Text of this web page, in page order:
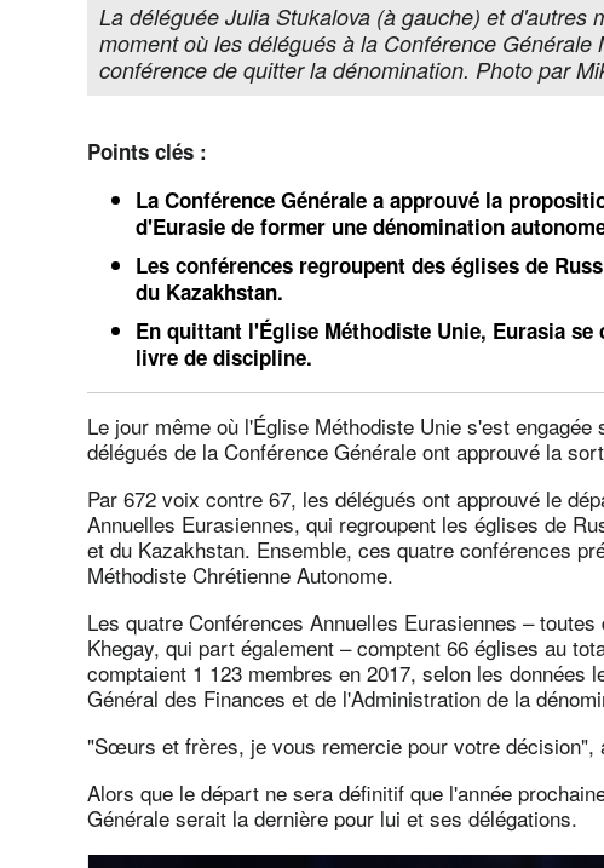
La déléguée Julia Stukalova (à gauche) et
moment où les délégués à la Conférence
conférence de quitter la dénomination. Photo par
Points clés :
La Conférence Générale a approuvé la
d'Eurasie de former une dénomination
Les conférences regroupent des églises de
du Kazakhstan.
En quittant l'Église Méthodiste Unie, Eurasia
livre de discipline.
Le jour même où l'Église Méthodiste Unie s'est
délégués de la Conférence Générale ont approuvé la
Par 672 voix contre 67, les délégués ont approuvé le
Annuelles Eurasiennes, qui regroupent les églises de
et du Kazakhstan. Ensemble, ces quatre conférences
Méthodiste Chrétienne Autonome.
Les quatre Conférences Annuelles Eurasiennes –
Khegay, qui part également – comptent 66 églises au
comptaient 1 123 membres en 2017, selon les données
Général des Finances et de l'Administration de la
"Sœurs et frères, je vous remercie pour votre décision",
Alors que le départ ne sera définitif que l'année
Générale serait la dernière pour lui et ses délégations.